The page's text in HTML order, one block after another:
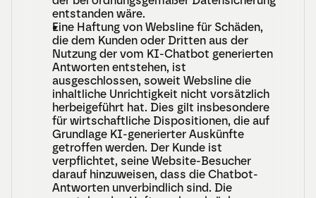
entstanden wäre.
Eine Haftung von Websline für Schäden,
die dem Kunden oder Dritten aus der
Nutzung der vom KI-Chatbot generierten
Antworten entstehen, ist
ausgeschlossen, soweit Websline die
inhaltliche Unrichtigkeit nicht vorsätzlich
herbeigeführt hat. Dies gilt insbesondere
für wirtschaftliche Dispositionen, die auf
Grundlage KI-generierter Auskünfte
getroffen werden. Der Kunde ist
verpflichtet, seine Website-Besucher
darauf hinzuweisen, dass die Chatbot-
Antworten unverbindlich sind. Die